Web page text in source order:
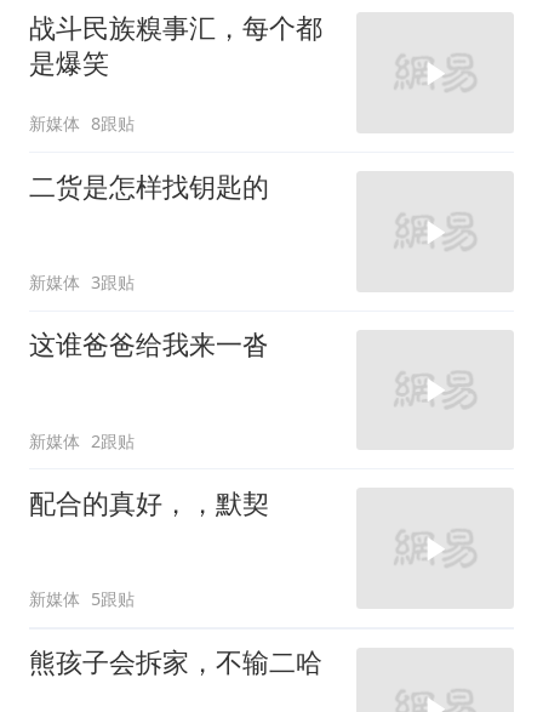
战斗民族糗事汇，每个都
是爆笑
新媒体 8跟贴
二货是怎样找钥匙的
新媒体 3跟贴
这谁爸爸给我来一沓
新媒体 2跟贴
配合的真好，，默契
新媒体 5跟贴
熊孩子会拆家，不输二哈